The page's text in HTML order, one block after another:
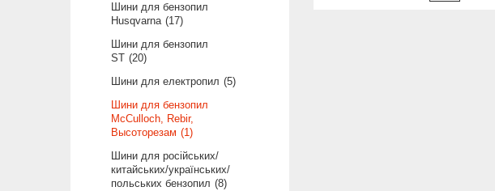
Шини для бензопил
Husqvarna
17
Шини для бензопил
ST 20
Шини для електропил
5
Шини для бензопил
McCulloch, Rebir,
Высоторезам
1
Шини для російських/
китайських/українських/
польських бензопил
8